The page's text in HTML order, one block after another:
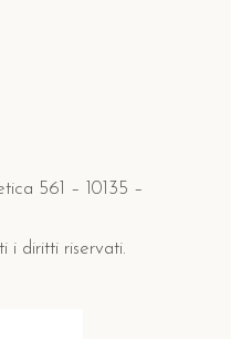
561 – 10135 –
i diritti riservati.